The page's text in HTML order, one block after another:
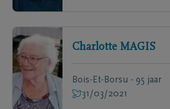
Charlotte MAGIS
Bois-Et-Borsu - 95 jaar
31/03/2021